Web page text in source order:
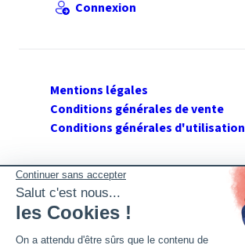
Connexion
Mentions légales
Conditions générales de vente
Conditions générales d'utilisation
SUIVEZ GERANT DE SARL